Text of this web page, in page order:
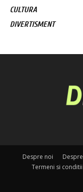
CULTURA
DIVERTISMENT
Despre noi
Termeni si conditii